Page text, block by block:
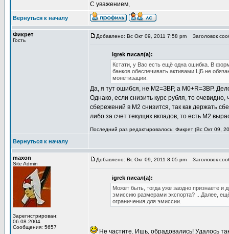
С уважением,
Вернуться к началу
Фикрет
Гость
Добавлено: Вс Окт 09, 2011 7:58 pm Заголовок
igrek писал(а):
Кстати, у Вас есть ещё одна ошибка. В
банков обеспечивать активами ЦБ не
монетизации.
Да, я тут ошибся, не М2=ЗВР, а М0+R=ЗВР.
Однако, если снизить курс рубля, то
сбережений в М2 снизится, так как держать
либо за счет текущих вкладов, то есть М2
Последний раз редактировалось: Фикрет (Вс Окт 09,
Вернуться к началу
maxon
Site Admin
Зарегистрирован:
06.08.2004
Сообщения: 5657
Добавлено: Вс Окт 09, 2011 8:05 pm Заголовок
igrek писал(а):
Может быть, тогда уже заодно признаете
эмиссию размерами экспорта? ...Далее,
ограничения для эмиссии.
Не частите. Ишь, обрадовались! Удалось